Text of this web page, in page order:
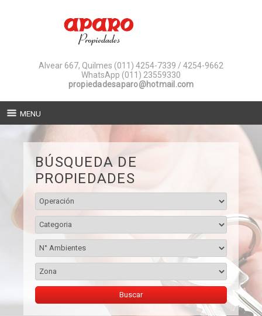
Alvear 667, Quilmes (011) 4254-7339 / 4254-9662
WhatsApp (011) 23559330
propiedadesaparo@hotmail.com
MENU
BÚSQUEDA DE
PROPIEDADES